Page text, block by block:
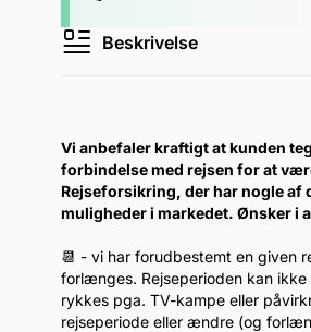
Beskrivelse
Vi anbefaler kraftigt at kunden
forbindelse med rejsen for at
Rejseforsikring, der har nogle
muligheder i markedet. Ønsker i
📆 - vi har forudbestemt en given
forlænges. Rejseperioden kan
rykkes pga. TV-kampe eller
rejseperiode eller ændre (og